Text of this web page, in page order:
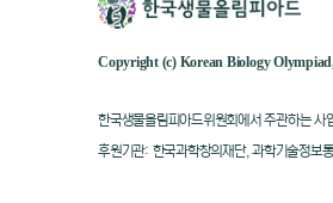
Copyright (c) Korean Biology
한국생물올림피아드위원회에서 주관하는 사
후원기관: 한국과학창의재단, 과학기술정보